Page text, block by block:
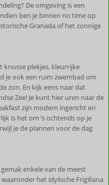
De omgeving is een
ben je binnen no time op
Granada of het zonnige
knusse plekjes, kleurrijke
je ook een ruim zwembad om
zon. En kijk eens naar dat
Zee! Je kunt hier uren naar de
zijn modern ingericht en
is het om ’s ochtends op je
je de plannen voor de dag
enkele van de meest
het idylische Frigiliana